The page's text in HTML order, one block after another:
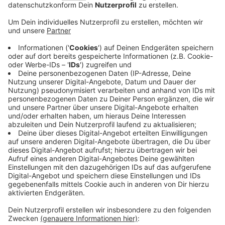
Nach dem Feuer am Mittwoch in einer
Produktionshalle der Bäckerei Hesse in Welschen
Ennest dauert die Suche nach der Brandursache an.
Die Olper Kripo ermittelt. Das Unternehmen hat am
Abend mitgeteilt, alles sei „noch recht glimpflich
ausgegangen“. Hesse kann aktuell nur eingeschränkt
selbst backen, andere Bäckereien haben
Unterstützung angeboten und backen nun für Hesse.
Laut Hesse-Geschäftsführung gibt es in den Filialen
heute uns in den nächsten Tagen ein schmaleres
Sortiment. Es sind auch nicht alle Filialen geöffnet.
Hier bei uns bleiben die Hesse-Filialen in Ferndorf,
Littfeld, im LIDL Eiserfeld, Mudersbach sowie die
Filiale an der Rothenberger Straße in Hilchenbach zu.
Anzeige